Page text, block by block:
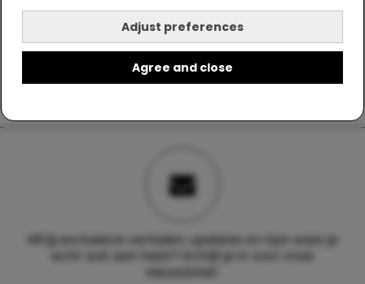
Adjust preferences
Agree and close
Wil jij exclusieve verhalen, updates en tips waar je
echt wat aan hebt? Schrijf je in voor onze
nieuwsbrief.